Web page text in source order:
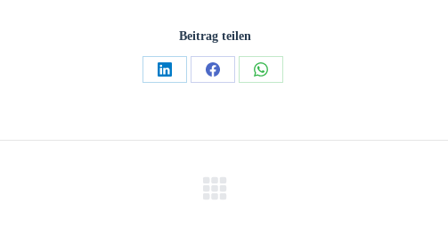
Beitrag teilen
Teilen
Teilen
Teilen